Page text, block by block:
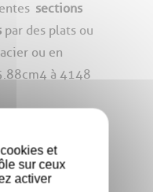
sections
par des plats ou
ou en
à 4148
et
sur ceux
activer